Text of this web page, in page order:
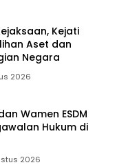
Kejati
Aset dan
Negara
2026
Wamen ESDM
Hukum di
2026